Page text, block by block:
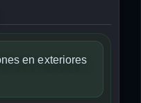
en exteriores